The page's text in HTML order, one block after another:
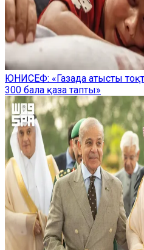
ЮНИСЕФ: «Газада атысты
300 бала қаза тапты»